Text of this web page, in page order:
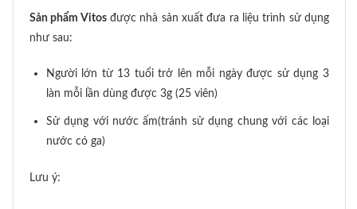
Sản phẩm Vitosđược nhà sản xuất đưa ra liệu trình sử dụng
như sau:
Người lớn từ 13 tuổi trở lên mỗi ngày được sử dụng 3
làn mỗi lần dùng được 3g (25 viên)
Sử dụng với nước ấm(tránh sử dụng chung với các loại
nước có ga)
Lưu ý: